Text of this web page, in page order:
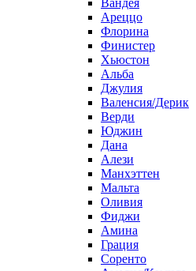
Вандея
Ареццо
Флорина
Финистер
Хьюстон
Альба
Джулия
Валенсия/Дерик
Верди
Юджин
Дана
Алези
Манхэттен
Мальта
Оливия
Фиджи
Амина
Грация
Соренто